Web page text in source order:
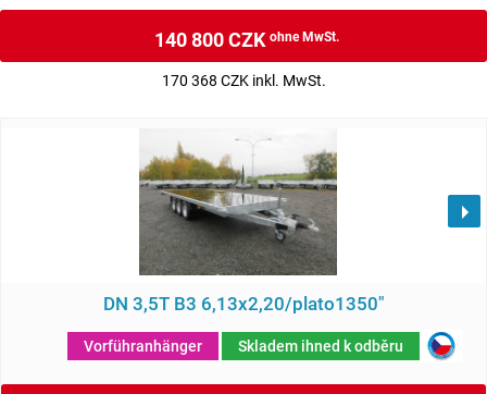
140 800 CZKohne MwSt.
170 368 CZK inkl. MwSt.
DN 3,5T B3 6,13x2,20/plato1350"
Vorführanhänger Skladem ihned k odběru